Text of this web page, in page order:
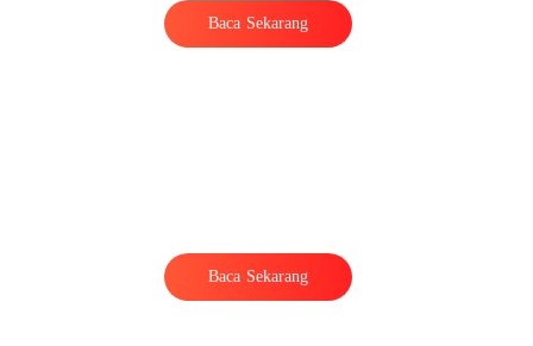
Baca Sekarang
Baca Sekarang